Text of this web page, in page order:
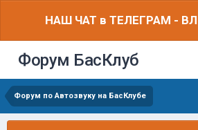
НАШ ЧАТ в ТЕЛЕГРАМ -
Форум БасКлуб
Форум по Автозвуку на БасКлубе